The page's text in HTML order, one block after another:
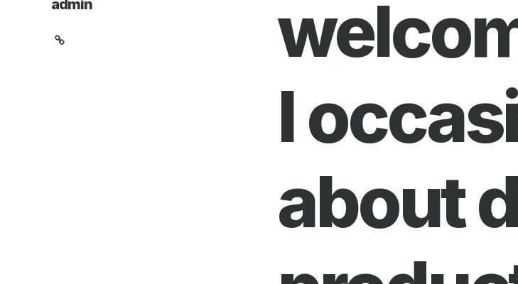
admin
I
about